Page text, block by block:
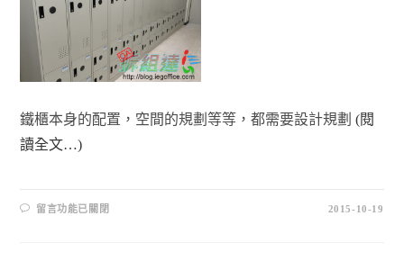
鐵櫃本身的配置，空間的規劃等等，都需要設計規劃(閱
讀全文…)
留言功能已關閉 2015-10-19